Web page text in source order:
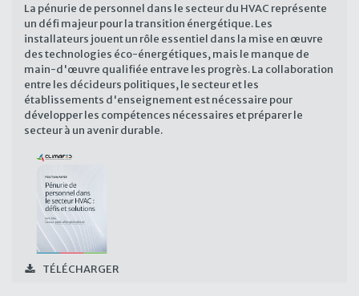
TÉLÉCHARGER
La pénurie de personnel dans le secteur du HVAC représente
un défi majeur pour la transition énergétique. Les
installateurs jouent un rôle essentiel dans la mise en œuvre
des technologies éco-énergétiques, mais le manque de
main-d'œuvre qualifiée entrave les progrès. La collaboration
entre les décideurs politiques, le secteur et les
établissements d'enseignement est nécessaire pour
développer les compétences nécessaires et préparer le
secteur à un avenir durable.